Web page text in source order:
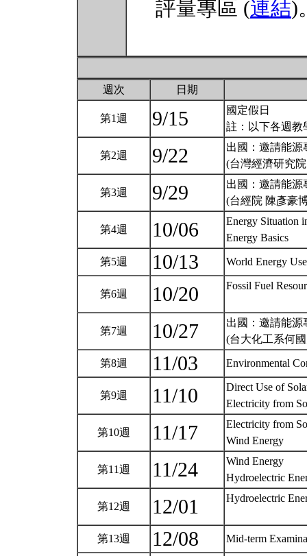
評量專區 (連結)
週次 日期
第1週 9/15
國定假日
註：以下各週
第2週 9/22
出國：邀請能源
(台灣經濟研究
第3週 9/29
出國：邀請能源
(台經院 陳彥豪
第4週 10/06
Energy Situation
Energy Basics
第5週 10/13 World Energy
第6週 10/20 Fossil Fuel
第7週 10/27
出國：邀請能源
(台大化工系何
第8週 11/03 Environmental
第9週 11/10
Direct Use of
Electricity from
第10週 11/17
Electricity from
Wind Energy
第11週 11/24
Wind Energy
Hydroelectric
第12週 12/01 Hydroelectric
第13週 12/08 Mid-term